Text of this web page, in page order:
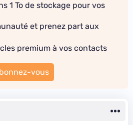
1 To de stockage pour vos
et prenez part aux
premium à vos contacts
vous